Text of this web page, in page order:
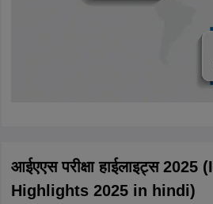
आईएएस परीक्षा हाईलाइट्स 2025
Highlights 2025 in hindi)